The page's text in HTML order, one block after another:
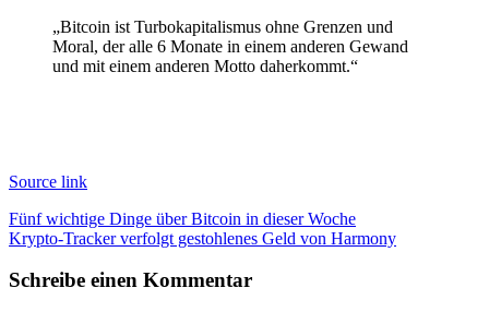
„Bitcoin ist Turbokapitalismus ohne Grenzen und
Moral, der alle 6 Monate in einem anderen Gewand
und mit einem anderen Motto daherkommt.“
Source link
Beitragsnavigation
Fünf wichtige Dinge über Bitcoin in dieser Woche
Krypto-Tracker verfolgt gestohlenes Geld von Harmony
Schreibe einen Kommentar